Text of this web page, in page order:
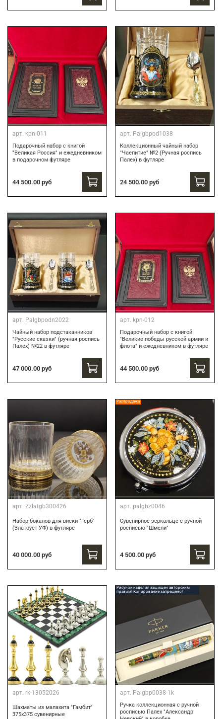
арт. kpn-011
Подарочный набор с книгой
"Великая Россия" и ежедневником
в подарочном футляре
44 500.00 руб
арт. Palgbpod1038
Коллекционный чайный набор
"Чаепитие" №2 (Ручная роспись
Палех) в футляре
24 500.00 руб
арт. Palgbpodn2022
Чайный набор подстаканников
"Русские сказки" (ручная роспись
Палех) №22 в футляре
47 000.00 руб
арт. kpn-012
Подарочный набор c книгой
"Великие победы русской армии и
флота" и ежедневником в футляре
44 500.00 руб
арт. Zzlatgb300426
Набор бокалов для виски "Герб"
(Златоуст УФ) в футляре
40 000.00 руб
Распродажа
арт. palgbz0046
Сувенирное зеркальце с ручной
росписью "Шмели"
4 500.00 руб
арт. rk-13052026
Шахматы из малахита "Гамбит"
375х375 сувенирные
Рисунок изделия защищен авторским
правом! Копирование запрещено!
арт. Palgbp0038-1k
Ручка коллекционная с ручной
росписью Палех "Александр